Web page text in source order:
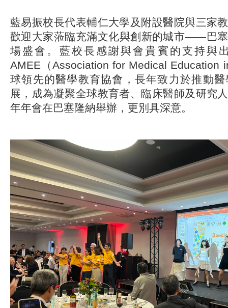
藍易振校長代表輔仁大學及附設醫院與三家
歡迎大家蒞臨充滿文化與創新的城市——巴
場盛會。藍校長感謝與會貴賓的支持與
AMEE（Association for Medical Education
球領先的醫學教育協會，長年致力於推動
展，成為凝聚全球教育者、臨床醫師及研究
年年會在巴塞隆納舉辦，更別具深意。